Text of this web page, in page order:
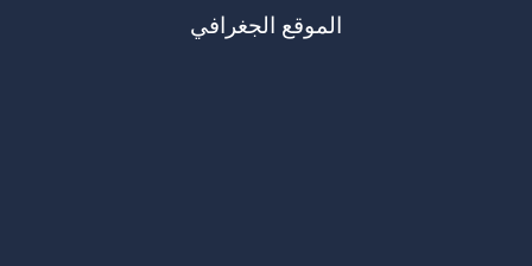
الموقع الجغرافي